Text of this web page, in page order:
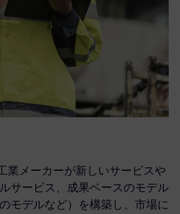
業メーカーが新しいサービスや
サービス、成果ベースのモデル
モデルなど）を構築し、市場に